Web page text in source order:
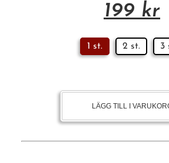
199 kr
1 st. 2 st. 3
LÄGG TILL I